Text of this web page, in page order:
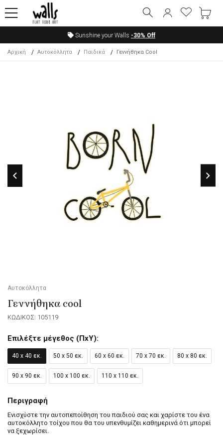
Sunshine your Walls -30% Off
Αρχική Αυτοκόλλητα Παιδικά Γεννήθηκα Cool
Αυτοκόλλητα
Γεννήθηκα cool
ΚΩΔΙΚΟΣ: 105119
Επιλέξτε μέγεθος (ΠxΥ):
40 x 40 εκ. 50 x 50 εκ. 60 x 60 εκ. 70 x 70 εκ. 80 x 80 εκ.
90 x 90 εκ. 100 x 100 εκ. 110 x 110 εκ.
Περιγραφή
Ενισχύστε την αυτοπεποίθηση του παιδιού σας και χαρίστε του ένα
αυτοκόλλητο τοίχου που θα του υπενθυμίζει καθημερινά ότι μπορεί
να ξεχωρίσει.